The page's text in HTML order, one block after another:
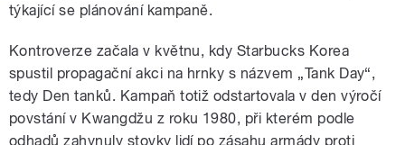
týkající se plánování kampaně.
Kontroverze začala v květnu, kdy Starbucks Korea
spustil propagační akci na hrnky s názvem „Tank Day“,
tedy Den tanků. Kampaň totiž odstartovala v den výročí
povstání v Kwangdžu z roku 1980, při kterém podle
odhadů zahynuly stovky lidí po zásahu armády proti